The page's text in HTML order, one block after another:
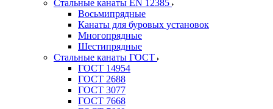
Стальные канаты EN 12385
Восьмипрядные
Канаты для буровых установок
Многопрядные
Шестипрядные
Стальные канаты ГОСТ
ГОСТ 14954
ГОСТ 2688
ГОСТ 3077
ГОСТ 7668